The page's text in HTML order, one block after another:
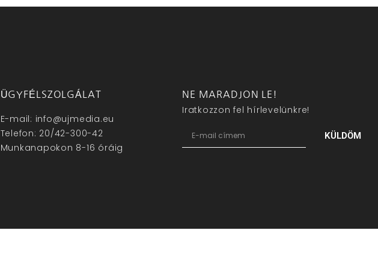
ÜGYFÉLSZOLGÁLAT
E-mail: info@ujmedia.eu
Telefon: 20/42-300-42
Munkanapokon 8-16 óráig
NE MARADJON LE!
Iratkozzon fel hírlevelünkre!
KÜLDÖM